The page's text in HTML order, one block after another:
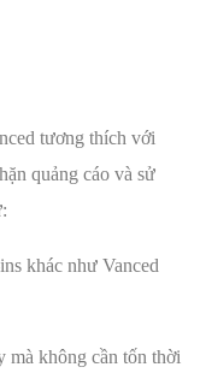
tương thích với
quảng cáo và sử
khác như Vanced
mà không cần tốn thời